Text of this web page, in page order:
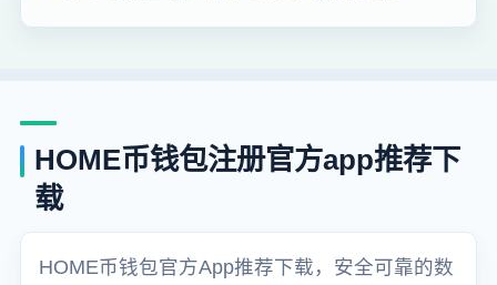
HOME币钱包注册官方app推荐下
载
HOME币钱包官方App推荐下载，安全可靠的数